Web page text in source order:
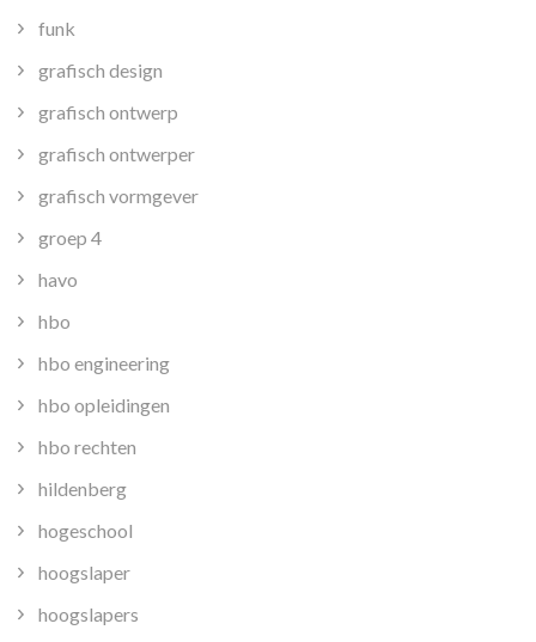
funk
grafisch design
grafisch ontwerp
grafisch ontwerper
grafisch vormgever
groep 4
havo
hbo
hbo engineering
hbo opleidingen
hbo rechten
hildenberg
hogeschool
hoogslaper
hoogslapers